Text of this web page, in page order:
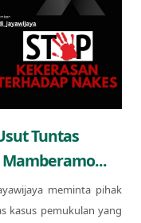
Tuntas
meminta pihak
kasus pemukulan yang